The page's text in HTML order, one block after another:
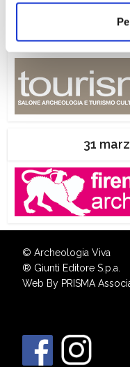
dei soli cookie tecnici.
il tuo consenso alla
ogni momentoRevoca
31
© Archeologia Viva
® Giunti Editore S.p.a.
Web By PRISMA